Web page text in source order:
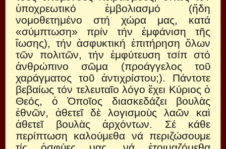
ὑποχρεωτικό ἐμβολιασμό (ἤδη
νομοθετημένο στή χώρα μας, κατά
«σύμπτωση» πρίν τήν ἐμφάνιση τῆς
ἴωσης), τήν ἀσφυκτική ἐπιτήρηση ὅλων
τῶν πολιτῶν, τήν ἐμφύτευση τσίπ στό
ἀνθρώπινο σῶμα (προάγγελος τοῦ
χαράγματος τοῦ ἀντιχρίστου;). Πάντοτε
βεβαίως τόν τελευταῖο λόγο ἔχει Κύριος ὁ
Θεός, ὁ Ὁποῖος διασκεδάζει βουλὰς
ἐθνῶν, ἀθετεῖ δὲ λογισμοὺς λαῶν καὶ
ἀθετεῖ βουλὰς ἀρχόντων. Σέ κάθε
περίπτωση καλούμεθα νά περιζώσουμε